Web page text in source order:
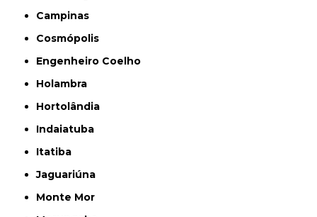
Campinas
Cosmópolis
Engenheiro Coelho
Holambra
Hortolândia
Indaiatuba
Itatiba
Jaguariúna
Monte Mor